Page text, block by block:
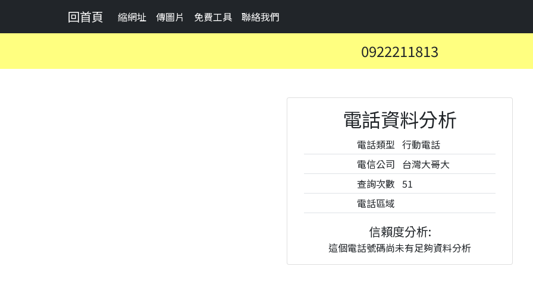
回首頁 縮網址 傳圖片 免費工具 聯絡我們
0922211813
電話資料分析
電話類型 行動電話
電信公司 台灣大哥大
查詢次數 51
電話區域
信賴度分析:
這個電話號碼尚未有足夠資料分析